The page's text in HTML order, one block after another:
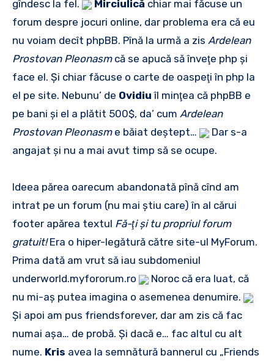
gîndesc la fel.
Mirciulică chiar mai făcuse un
forum despre jocuri online, dar problema era că eu
nu voiam decît phpBB. Pînă la urmă a zis Ardelean
Prostovan Pleonasmcă se apucă să înveţe php şi
face el. Şi chiar făcuse o carte de oaspeţi în php la
el pe site. Nebunu’ de Ovidiu îl minţea că phpBB e
pe bani şi el a plătit 500$, da’ cum Ardelean
Prostovan Pleonasme băiat deştept…
Dar s-a
angajat şi nu a mai avut timp să se ocupe.
Ideea părea oarecum abandonată pînă cînd am
intrat pe un forum (nu mai ştiu care) în al cărui
footer apărea textul Fă-ţi şi tu propriul forum
gratuit!Era o hiper-legătură către site-ul MyForum.
Prima dată am vrut să iau subdomeniul
underworld.myfororum.ro
Noroc că era luat, că
nu mi-aş putea imagina o asemenea denumire.
Şi apoi am pus friendsforever, dar am zis că fac
numai aşa… de probă. Şi dacă e… fac altul cu alt
nume. Kris avea la semnătură bannerul cu „Friends